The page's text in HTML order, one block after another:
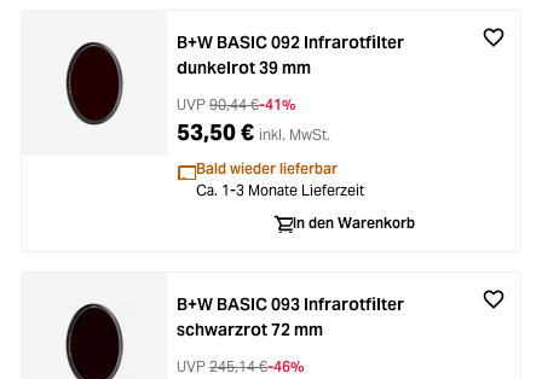
B+W BASIC 092 Infrarotfilter
dunkelrot 39 mm
UVP 90,44 €-41%
53,50 € inkl. MwSt.
Bald wieder lieferbar
Ca. 1-3 Monate Lieferzeit
In den Warenkorb
B+W BASIC 093 Infrarotfilter
schwarzrot 72 mm
UVP 245,14 €-46%